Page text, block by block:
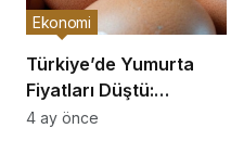
Türkiye’de Yumurta
Fiyatları Düştü:
Üreticiler Yüzde 20
Ekonomi
4 ay önce